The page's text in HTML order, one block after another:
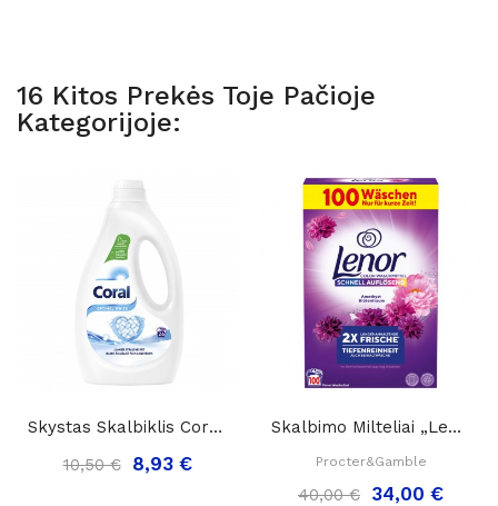
16 Kitos Prekės Toje Pačioje
Kategorijoje:
Skystas Skalbiklis Coral Optimal White,...
10,50 €
8,93 €
Skalbimo Milteliai „Lenor Amethyst Blutentraum“...
Procter&Gamble
40,00 € 34,00 €